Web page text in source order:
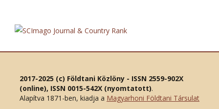
2017-2025 (c) Földtani Közlöny - ISSN 2559-902X
(online), ISSN 0015-542X (nyomtatott).
Alapítva 1871-ben, kiadja a Magyarhoni Földtani Társulat